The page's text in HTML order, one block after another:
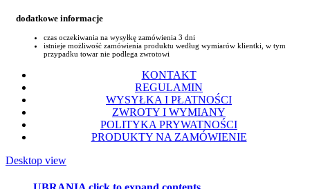
dodatkowe informacje
czas oczekiwania na wysyłkę zamówienia 3 dni
istnieje możliwość zamówienia produktu według wymiarów klientki, w tym
przypadku towar nie podlega zwrotowi
KONTAKT
REGULAMIN
WYSYŁKA I PŁATNOŚCI
ZWROTY I WYMIANY
POLITYKA PRYWATNOŚCI
PRODUKTY NA ZAMÓWIENIE
Desktop view